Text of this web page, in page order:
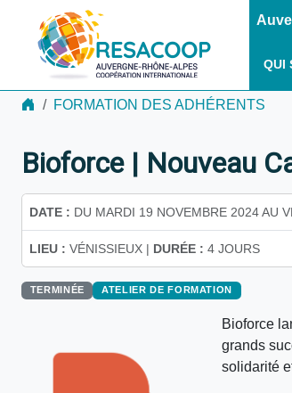
QUI
FORMATION DES ADHÉRENTS
Bioforce | Nouveau
DATE : DU MARDI 19 NOVEMBRE 2024 AU
LIEU : VÉNISSIEUX | DURÉE : 4 JOURS
TERMINÉE ATELIER DE FORMATION
Bioforce
grands
solidarité